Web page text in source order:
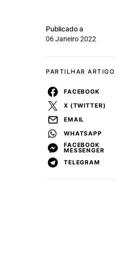
Publicado a
06 Janeiro 2022
PARTILHAR ARTIGO
FACEBOOK
X (TWITTER)
EMAIL
WHATSAPP
FACEBOOK
MESSENGER
TELEGRAM